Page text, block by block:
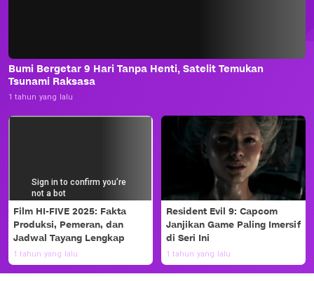
Bumi Bergetar 9 Hari Tanpa Henti, Satelit Temukan
Tsunami Raksasa
1 tahun yang lalu
Film HI-FIVE 2025: Fakta
Produksi, Pemeran, dan
Jadwal Tayang Lengkap
1 tahun yang lalu
Resident Evil 9: Capcom
Janjikan Game Paling Imersif
di Seri Ini
1 tahun yang lalu